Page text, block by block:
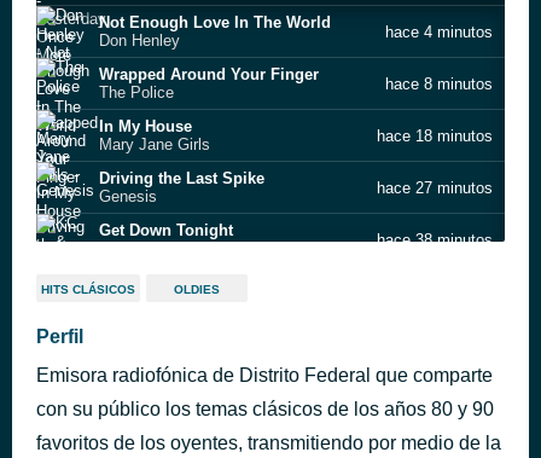
Not Enough Love In The World
Don Henley
hace 4 minutos
Wrapped Around Your Finger
The Police
hace 8 minutos
In My House
Mary Jane Girls
hace 18 minutos
Driving the Last Spike
Genesis
hace 27 minutos
Get Down Tonight
hace 38 minutos
Your Life Is Now
Never Say Goodbye
Bon Jovi
It's Only Love
hace 1 hora
HITS CLÁSICOS OLDIES
Perfil
Emisora radiofónica de Distrito Federal que comparte
con su público los temas clásicos de los años 80 y 90
favoritos de los oyentes, transmitiendo por medio de la